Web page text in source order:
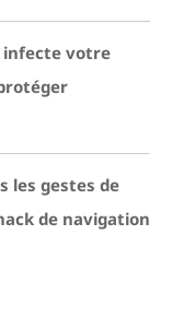
infecte votre
les gestes de
de navigation